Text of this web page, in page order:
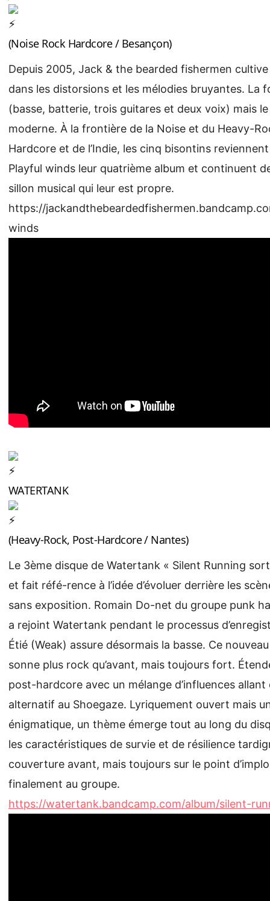
(Noise Rock Hardcore / Besançon)
Depuis 2005, Jack & the bearded fishermen
dans les distorsions et les mélodies bruyantes. La
(basse, batterie, trois guitares et deux voix) mais
moderne. À la frontière de la Noise et du Heavy-
Hardcore et de l’Indie, les cinq bisontins
Playful winds leur quatrième album et continuent
sillon musical qui leur est propre.
https://
winds
WATERTANK
(Heavy-Rock, Post-Hardcore / Nantes)
Le 3ème disque de Watertank « Silent Running
et fait réfé-rence à l’idée d’évoluer derrière les
sans exposition. Romain Do-net du groupe punk
a rejoint Watertank pendant le processus
Étié (Weak) assure désormais la basse. Ce
sonne plus rock qu’avant, mais toujours fort.
post-hardcore avec un mélange d’influences allant
alternatif au Shoegaze. Lyriquement ouvert mais
énigmatique, un thème émerge tout au long du
les caractéristiques de survie et de résilience
couverture avant, mais toujours sur le point
finalement au groupe.
https://watertank.bandcamp.com/album/silent-